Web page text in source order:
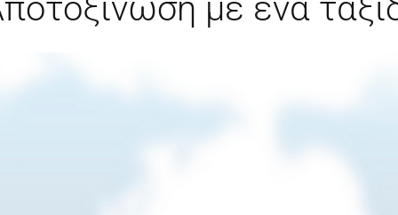
με ένα